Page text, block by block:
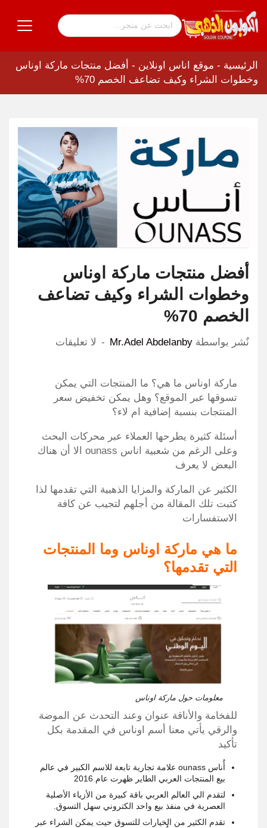
الرئيسية - موقع اناس اونلاين - أفضل منتجات ماركة اوناس
وخطوات الشراء وكيف تضاعف الخصم 70%
أفضل منتجات ماركة اوناس
وخطوات الشراء وكيف تضاعف
الخصم 70%
نٌشر بواسطة Mr.Adel Abdelanby لا تعليقات
ماركة اوناس ما هي؟ ما المنتجات التي يمكن
تسوقها عبر الموقع؟ وهل يمكن تخفيض سعر
المنتجات بنسبة إضافية ام لاء؟
أسئلة كثيرة يطرحها العملاء عبر محركات البحث
وعلى الرغم من شعبية اناس ounass الا أن هناك
البعض لا يعرف
الكثير عن الماركة والمزايا الذهبية التي تقدمها لذا
كتبت تلك المقالة من أجلهم لتجيب عن كافة
الاستفسارات
ما هي ماركة اوناس وما المنتجات
التي تقدمها؟
معلومات حول ماركة اوناس
للفخامة والأناقة عنوان وعند التحدث عن الموضة
والرقي يأتي معنا أسم اوناس في المقدمة بكل
تأكيد
أُناس ounass علامة تجارية تابعة للاسم الكبير في عالم
بيع المنتجات العربي الطاير ظهرت عام 2016
لتقدم الي العالم العربي باقة كبيرة من الأزياء الأصلية
العصرية في منفذ بيع واحد الكتروني سهل التسوق.
تقدم الكثير من الخيارات للتسوق حيث يمكن الشراء عبر